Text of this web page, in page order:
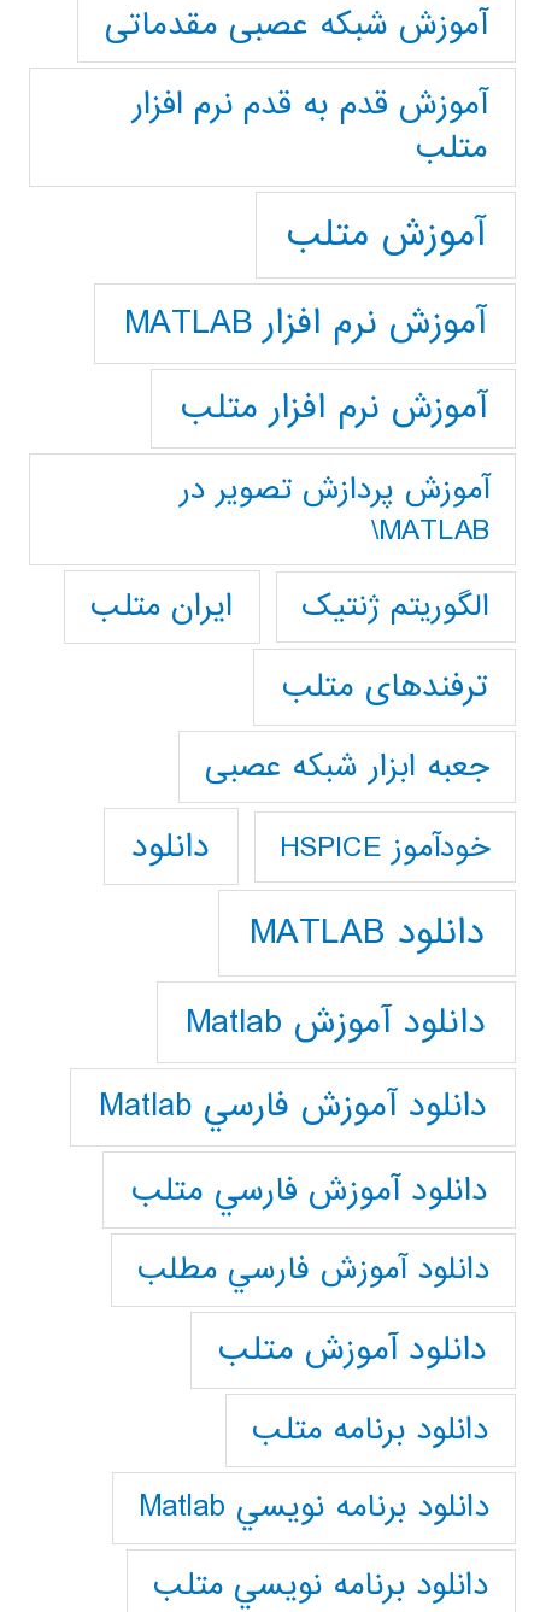
آموزش شبکه عصبی مقدماتی
آموزش قدم به قدم نرم افزار
متلب
آموزش متلب
آموزش نرم افزار MATLAB
آموزش نرم افزار متلب
آموزش پردازش تصوير در
MATLAB\
الگوریتم ژنتیک
ایران متلب
ترفندهای متلب
جعبه ابزار شبکه عصبی
خودآموز HSPICE دانلود
دانلود MATLAB
دانلود آموزش Matlab
دانلود آموزش فارسي Matlab
دانلود آموزش فارسي متلب
دانلود آموزش فارسي مطلب
دانلود آموزش متلب
دانلود برنامه متلب
دانلود برنامه نويسي Matlab
دانلود برنامه نويسي متلب